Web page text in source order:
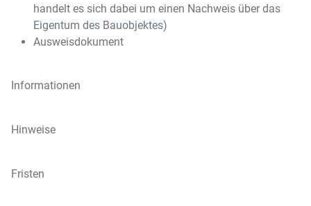
handelt es sich dabei um einen Nachweis über das
Eigentum des Bauobjektes)
Ausweisdokument
Informationen
Hinweise
Fristen